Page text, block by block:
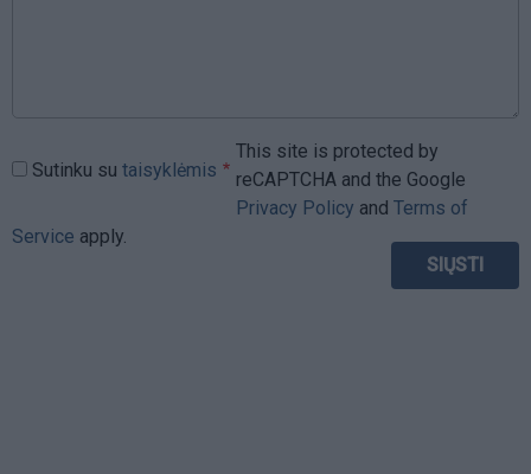
Sutinku su taisyklėmis
This site is protected by
reCAPTCHA and the Google
Privacy Policy and Terms of
Service apply.